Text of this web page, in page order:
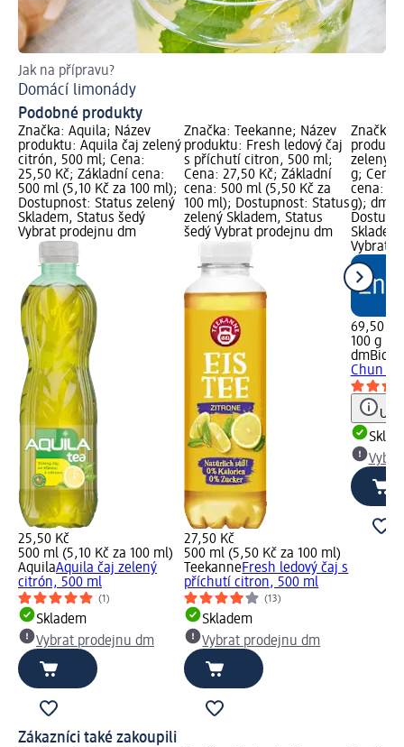
Jak na přípravu?
Domácí limonády
Podobné produkty
Značka: Aquila; Název
produktu: Aquila čaj zelený
citrón, 500 ml; Cena:
25,50 Kč; Základní cena:
500 ml (5,10 Kč za 100 ml);
Dostupnost: Status zelený
Skladem, Status šedý
Vybrat prodejnu dm
25,50 Kč
500 ml (5,10 Kč za 100 ml)
AquilaAquila čaj zelený
citrón, 500 ml
(1)
Skladem
Vybrat prodejnu dm
Značka: Teekanne; Název
produktu: Fresh ledový čaj
s příchutí citron, 500 ml;
Cena: 27,50 Kč; Základní
cena: 500 ml (5,50 Kč za
100 ml); Dostupnost: Status
zelený Skladem, Status
šedý Vybrat prodejnu dm
27,50 Kč
500 ml (5,50 Kč za 100 ml)
TeekanneFresh ledový čaj s
příchutí citron, 500 ml
(13)
Skladem
Vybrat prodejnu dm
Značka:
zelený
g;
cena:
g); dm
Vybrat
69,50 Kč
100 g
dmBio
Chun
Zákazníci také zakoupili